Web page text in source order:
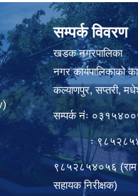
सम्पर्क विवरण
खडक नगरपालिका
नगर कार्यपालिकाको
कल्याणपुर, सप्तरी,
सम्पर्क नंः
ः
९८५२८५४०५६ (राम
सहायक निरीक्षक)